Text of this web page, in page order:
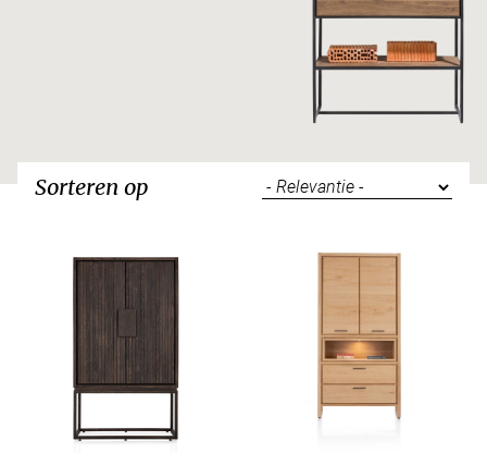
Sorteren op